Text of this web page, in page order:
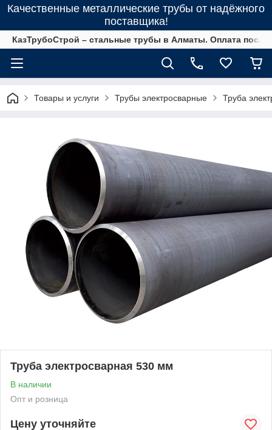
Качественные металлические трубы от надёжного
поставщика!
КазТрубоСтрой – стальные трубы в Алматы. Оплата
Товары и услуги Трубы электросварные Труба
Труба электросварная 530 мм
В наличии
Опт и розница
Цену уточняйте